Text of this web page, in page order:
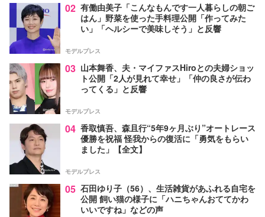
02 有働由美子「こんなもんです一人暮らしの朝ご
はん」野菜を使った手料理公開「作ってみた
い」「ヘルシーで美味しそう」と反響
モデルプレス
03 山本舞香、夫・マイファスHiroとの夫婦ショッ
ト公開「2人が見れて幸せ」「仲の良さが伝わ
ってくる」と反響
モデルプレス
04 香取慎吾、森且行“5年9ヶ月ぶり”オートレース
優勝を祝福 怪我からの復活に「勇気をもらい
ました」【全文】
モデルプレス
05 石田ゆり子（56）、生活雑貨があふれる自宅を
公開 飼い猫の様子に「ハニちゃんおててかわ
いいですね」などの声